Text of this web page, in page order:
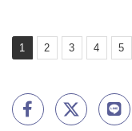
1 2 3 4 5